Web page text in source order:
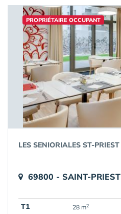
PROPRIÉTAIRE OCCUPANT
LES SENIORIALES ST-PRIEST
69800 - SAINT-PRIEST
T1 28 m2